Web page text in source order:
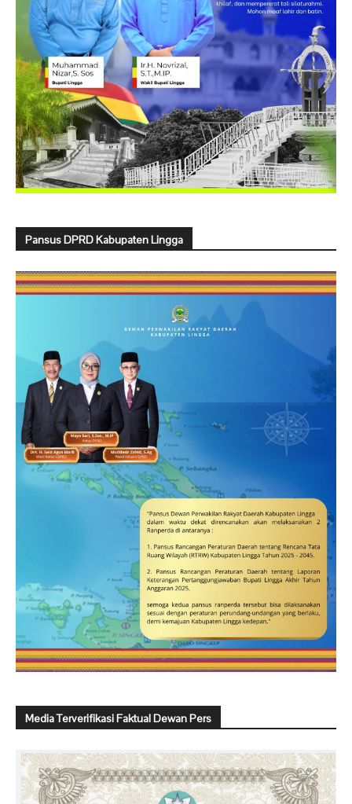
Pansus DPRD Kabupaten Lingga
Media Terverifikasi Faktual Dewan Pers